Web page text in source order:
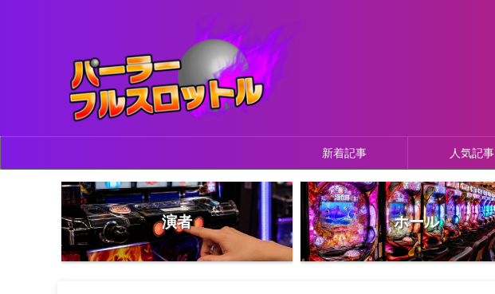
新着記事 人気記事
演者 ホール